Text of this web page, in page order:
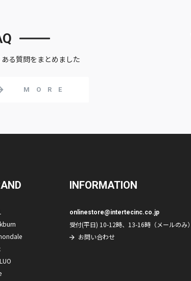
ある質問をまとめました
MORE
INFORMATION
onlinestore@intertecinc.co.jp
受付(平日) 10-12時、13-16時（メールのみ）
お問い合わせ